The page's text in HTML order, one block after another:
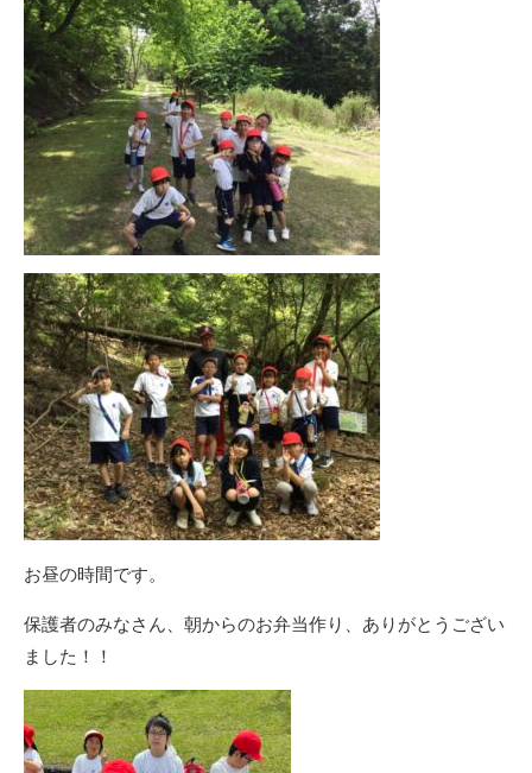
お昼の時間です。
保護者のみなさん、朝からのお弁当作り、ありがとうござい
ました！！